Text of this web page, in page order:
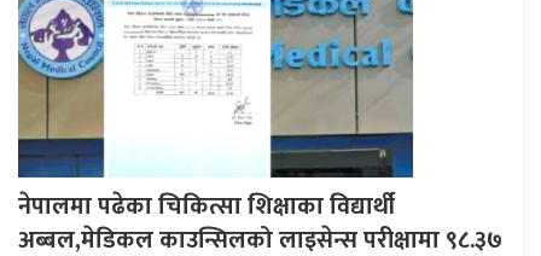
नेपालमा पढेका चिकित्सा शिक्षाका विद्यार्थी
अब्बल,मेडिकल काउन्सिलको लाइसेन्स परीक्षामा ९८.३७